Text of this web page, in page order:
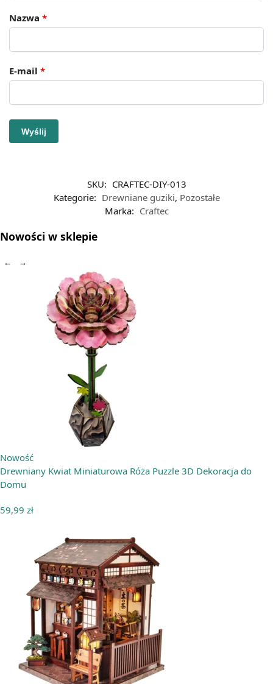
Nazwa *
E-mail *
SKU: CRAFTEC-DIY-013
Kategorie: Drewniane guziki, Pozostałe
Marka: Craftec
Nowości w sklepie
← →
Nowość
Drewniany Kwiat Miniaturowa Róża Puzzle 3D Dekoracja do
Domu
59,99 zł